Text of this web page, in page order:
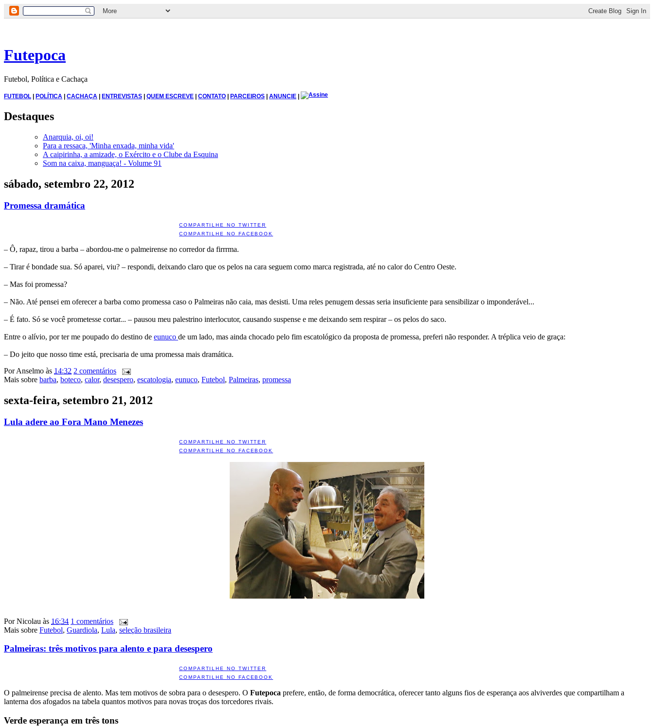
Futepoca
Futebol, Política e Cachaça
FUTEBOL | POLÍTICA | CACHAÇA | ENTREVISTAS | QUEM ESCREVE | CONTATO | PARCEIROS | ANUNCIE |
Destaques
Anarquia, oi, oi!
Para a ressaca, 'Minha enxada, minha vida'
A caipirinha, a amizade, o Exército e o Clube da Esquina
Som na caixa, manguaça! - Volume 91
sábado, setembro 22, 2012
Promessa dramática
COMPARTILHE NO TWITTER
COMPARTILHE NO FACEBOOK
– Ô, rapaz, tirou a barba – abordou-me o palmeirense no corredor da firrrma.
– Tirar é bondade sua. Só aparei, viu? – respondi, deixando claro que os pelos na cara seguem como marca registrada, até no calor do Centro Oeste.
– Mas foi promessa?
– Não. Até pensei em oferecer a barba como promessa caso o Palmeiras não caia, mas desisti. Uma reles penugem dessas seria insuficiente para sensibilizar o imponderável...
– É fato. Só se você prometesse cortar... – pausou meu palestrino interlocutor, causando suspense e me deixando sem respirar – os pelos do saco.
Entre o alívio, por ter me poupado do destino de eunuco de um lado, mas ainda chocado pelo fim escatológico da proposta de promessa, preferi não responder. A tréplica veio de graça:
– Do jeito que nosso time está, precisaria de uma promessa mais dramática.
PorAnselmo às 14:32 2 comentários
Mais sobre barba, boteco, calor, desespero, escatologia, eunuco, Futebol, Palmeiras, promessa
sexta-feira, setembro 21, 2012
Lula adere ao Fora Mano Menezes
COMPARTILHE NO TWITTER
COMPARTILHE NO FACEBOOK
PorNicolau às 16:34 1 comentários
Mais sobre Futebol, Guardiola, Lula, seleção brasileira
Palmeiras: três motivos para alento e para desespero
COMPARTILHE NO TWITTER
COMPARTILHE NO FACEBOOK
O palmeirense precisa de alento. Mas tem motivos de sobra para o desespero. O Futepoca prefere, então, de forma democrática, oferecer tanto alguns fios de esperança aos alviverdes que compartilham a
lanterna dos afogados na tabela quantos motivos para novas troças dos torcedores rivais.
Verde esperança em três tons